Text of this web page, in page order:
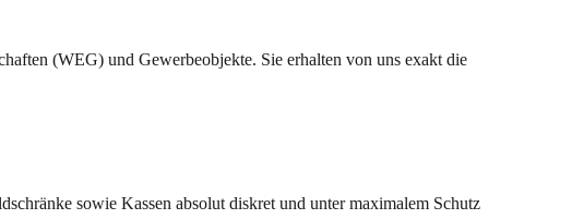
(WEG) und Gewerbeobjekte. Sie erhalten von uns exakt die
sowie Kassen absolut diskret und unter maximalem Schutz